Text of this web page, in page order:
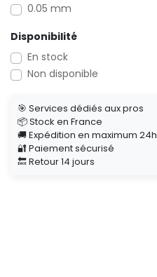
0.05 mm
Disponibilité
En stock
Non disponible
🎯 Services dédiés aux pros
📦 Stock en France
🚚 Expédition en maximum 24h
🔐 Paiement sécurisé
🔙 Retour 14 jours